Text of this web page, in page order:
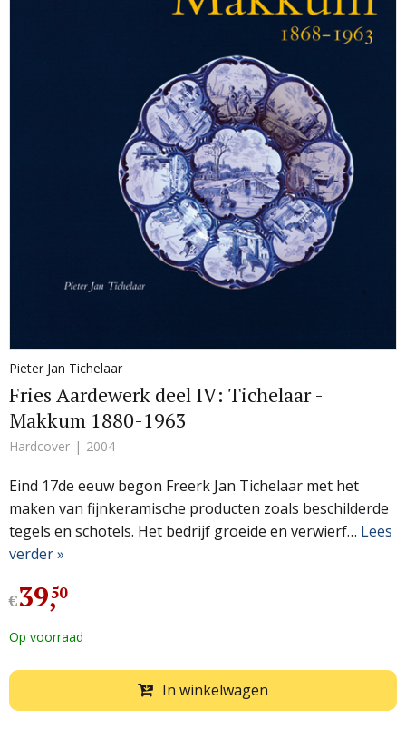
Pieter Jan Tichelaar
Fries Aardewerk deel IV: Tichelaar -
Makkum 1880-1963
Hardcover 2004
Eind 17de eeuw begon Freerk Jan Tichelaar met het
maken van fijnkeramische producten zoals beschilderde
tegels en schotels. Het bedrijf groeide en verwierf… Lees
verder »
€39,
50
Op voorraad
In winkelwagen